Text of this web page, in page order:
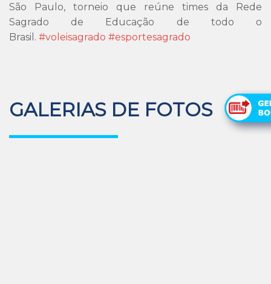
São Paulo, torneio que reúne times da Rede
Sagrado de Educação de todo o
Brasil. #voleisagrado #esportesagrado
GALERIAS DE FOTOS